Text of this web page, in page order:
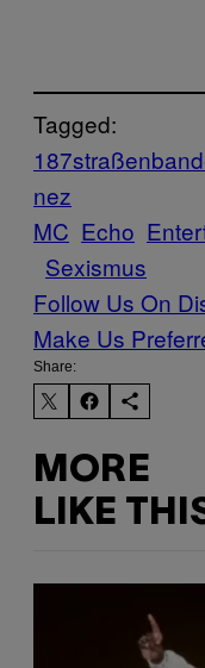
Tagged:
nez
MC Echo
Sexismus
Follow Us On
Make Us
Share:
MORE
LIKE